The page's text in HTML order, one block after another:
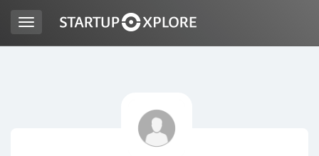
Toggle
navigation